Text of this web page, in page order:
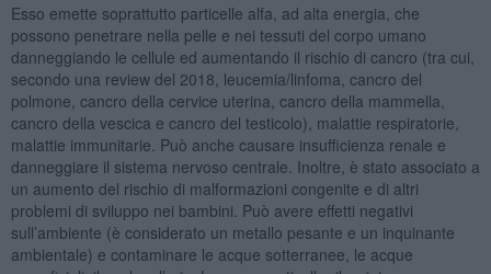
Esso emette soprattutto particelle alfa, ad alta energia, che
possono penetrare nella pelle e nei tessuti del corpo umano
danneggiando le cellule ed aumentando il rischio di cancro (tra cui,
secondo una review del 2018, leucemia/linfoma, cancro del
polmone, cancro della cervice uterina, cancro della mammella,
cancro della vescica e cancro del testicolo), malattie respiratorie,
malattie immunitarie. Può anche causare insufficienza renale e
danneggiare il sistema nervoso centrale. Inoltre, è stato associato a
un aumento del rischio di malformazioni congenite e di altri
problemi di sviluppo nei bambini. Può avere effetti negativi
sull’ambiente (è considerato un metallo pesante e un inquinante
ambientale) e contaminare le acque sotterranee, le acque